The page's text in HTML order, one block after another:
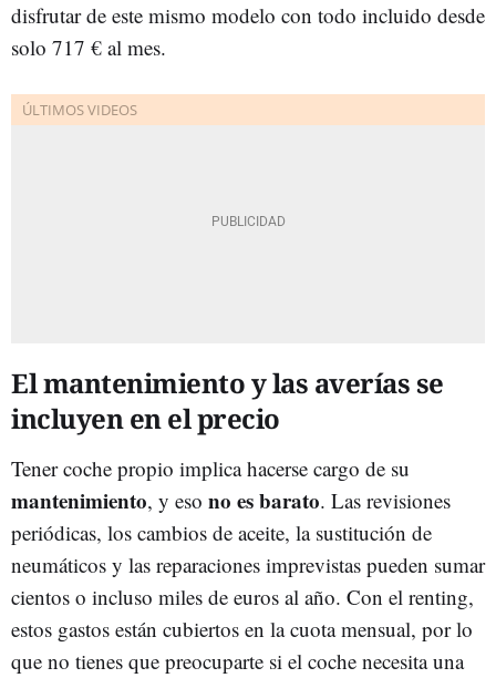
disfrutar de este mismo modelo con todo incluido desde
solo 717 € al mes.
El mantenimiento y las averías se
incluyen en el precio
Tener coche propio implica hacerse cargo de su
mantenimiento, y eso no es barato. Las revisiones
periódicas, los cambios de aceite, la sustitución de
neumáticos y las reparaciones imprevistas pueden sumar
cientos o incluso miles de euros al año. Con el renting,
estos gastos están cubiertos en la cuota mensual, por lo
que no tienes que preocuparte si el coche necesita una